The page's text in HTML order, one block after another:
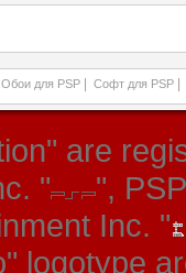
Обои для PSP Софт для PSP
are
"
",
Inc. "
logotype